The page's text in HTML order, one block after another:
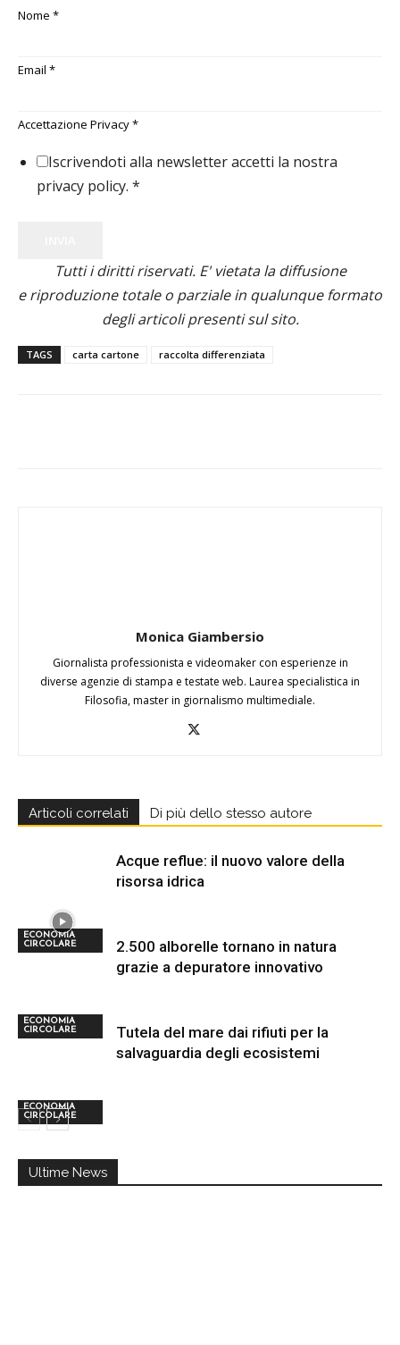
Nome *
Email *
Accettazione Privacy*
Iscrivendoti alla newsletter accetti la nostra
privacy policy. *
Tutti i diritti riservati. E' vietata la diffusione
e riproduzione totale o parziale in qualunque formato
degli articoli presenti sul sito.
TAGS carta cartone raccolta differenziata
Monica Giambersio
Giornalista professionista e videomaker con esperienze in
diverse agenzie di stampa e testate web. Laurea specialistica in
Filosofia, master in giornalismo multimediale.
Articoli correlati Di più dello stesso autore
ECONOMIA
CIRCOLARE
Acque reflue: il nuovo valore della
risorsa idrica
ECONOMIA
CIRCOLARE
2.500 alborelle tornano in natura
grazie a depuratore innovativo
ECONOMIA
CIRCOLARE
Tutela del mare dai rifiuti per la
salvaguardia degli ecosistemi
Ultime News